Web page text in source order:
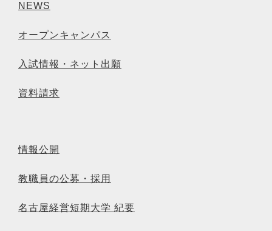
NEWS
オープンキャンパス
入試情報・ネット出願
資料請求
情報公開
教職員の公募・採用
名古屋経営短期大学 紀要